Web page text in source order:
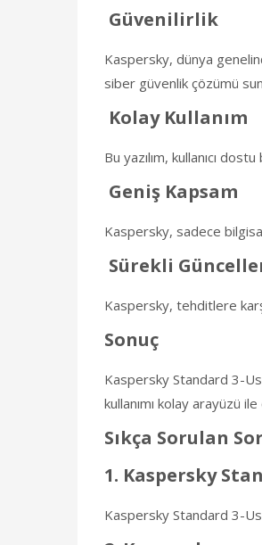
Güvenilirlik
Kaspersky, dünya
siber güvenlik çözümü
Kolay Kullanım
Bu yazılım, kullanıcı
Geniş Kapsam
Kaspersky, sadece
Sürekli
Kaspersky, tehditlere
Sonuç
Kaspersky Standard 3-
kullanımı kolay arayüzü
Sıkça Sorulan
1. Kaspersky
Kaspersky Standard 3-